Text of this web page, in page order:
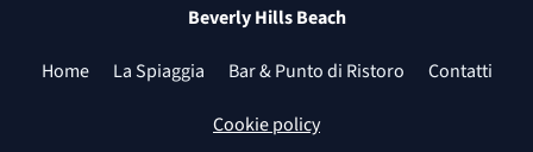
Beverly Hills Beach
Home La Spiaggia Bar & Punto di Ristoro Contatti
Cookie policy